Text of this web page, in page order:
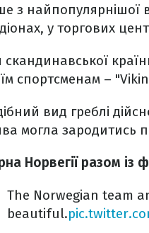
з найпопулярнішої
у торгових
скандинавської
спортсменам –
вид греблі
могла зародитись
Норвегії разом
The Norwegian team
beautiful.